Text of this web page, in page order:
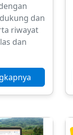
dan
riwayat
dan